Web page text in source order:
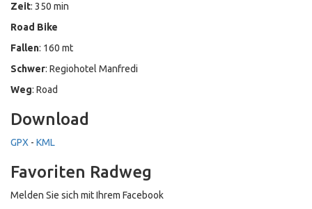
Zeit: 350 min
Road Bike
Fallen: 160 mt
Schwer: Regiohotel Manfredi
Weg: Road
Download
GPX - KML
Favoriten Radweg
Melden Sie sich mit Ihrem Facebook